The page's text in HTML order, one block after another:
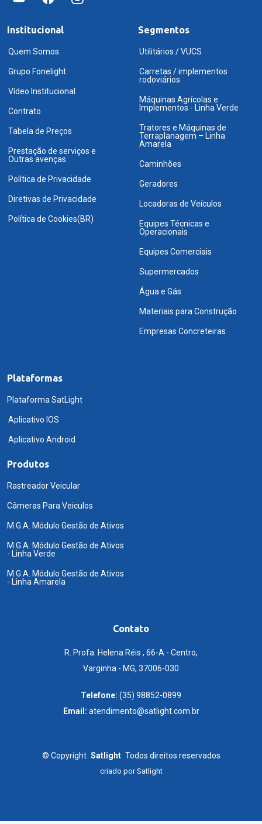
Institucional
Quem Somos
Grupo Fonelight
Vídeo Institucional
Contrato
Tabela de Preços
Prestação de serviços e
Outras avenças
Política de Privacidade
Diretivas de Privacidade
Política de Cookies(BR)
Segmentos
Utilitários / VUCS
Carretas / implementos
rodoviários
Máquinas Agrícolas e
Implementos - Linha Verde
Tratores e Máquinas de
Terraplanagem – Linha
Amarela
Caminhões
Geradores
Locadoras de Veículos
Equipes Técnicas e
Operacionais
Equipes Comerciais
Supermercados
Água e Gás
Materiais para Construção
Empresas Concreteiras
Plataformas
Plataforma SatLight
Aplicativo IOS
Aplicativo Android
Produtos
Rastreador Veicular
Câmeras Para Veiculos
M.G.A. Módulo Gestão de Ativos
M.G.A. Módulo Gestão de Ativos
- Linha Verde
M.G.A. Módulo Gestão de Ativos
- Linha Amarela
Contato
R. Profa. Helena Réis , 66-A - Centro,
Varginha - MG, 37006-030
Telefone: (35) 98852-0899
Email: atendimento@satlight.com.br
© Copyright Satlight Todos direitos reservados
criado porSatlight